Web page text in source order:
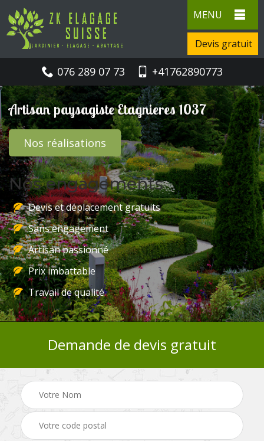
MENU
Devis gratuit
076 289 07 73 +41762890773
Artisan paysagiste Etagnieres 1037
Nos réalisations
Nos engagements
Devis et déplacement gratuits
Sans engagement
Artisan passionné
Prix imbattable
Travail de qualité
Demande de devis gratuit